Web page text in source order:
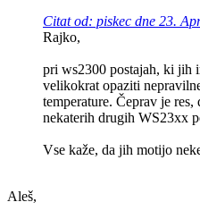
Citat od: piskec dne 23.
Rajko,
pri ws2300 postajah, ki jih
velikokrat opaziti
temperature. Čeprav je res,
nekaterih drugih WS23xx
Vse kaže, da jih motijo
Aleš,